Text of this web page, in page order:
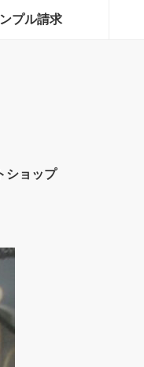
プル請求
ショップ